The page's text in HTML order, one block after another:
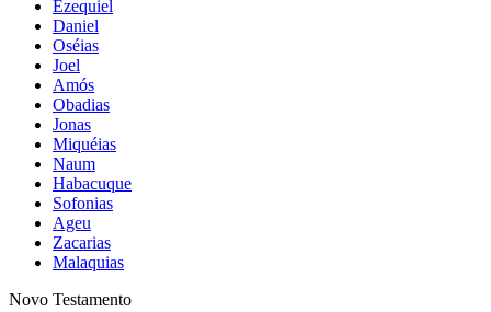
Ezequiel
Daniel
Oséias
Joel
Amós
Obadias
Jonas
Miquéias
Naum
Habacuque
Sofonias
Ageu
Zacarias
Malaquias
Novo Testamento